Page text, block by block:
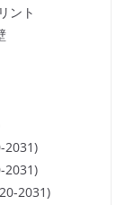
ント
2031)
2031)
2031)